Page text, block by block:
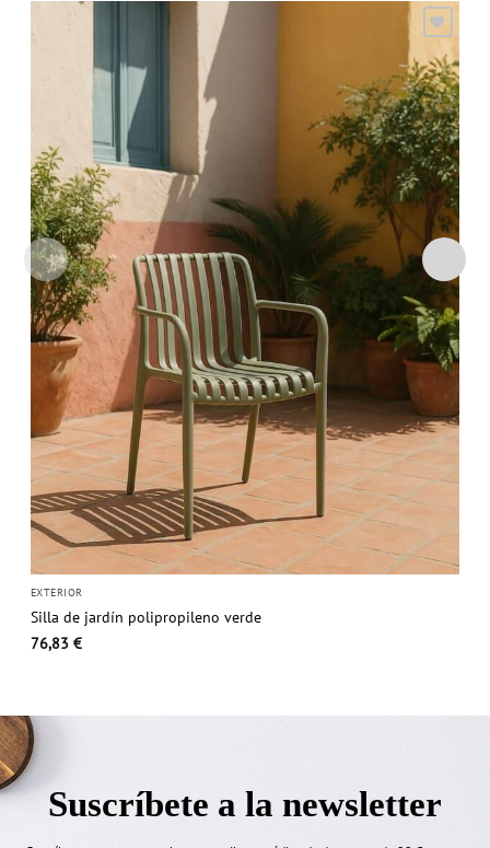
Añadir
a la
lista
de
deseos
EXTERIOR
Silla de jardín polipropileno verde
76,83 €
Suscríbete a la newsletter